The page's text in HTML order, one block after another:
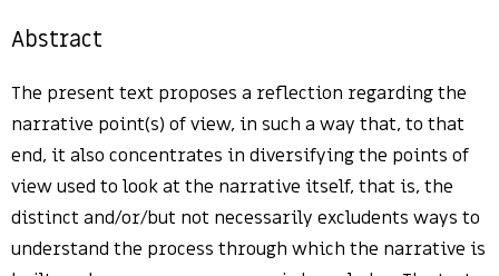
Abstract
The present text proposes a reflection regarding the
narrative point(s) of view, in such a way that, to that
end, it also concentrates in diversifying the points of
view used to look at the narrative itself, that is, the
distinct and/or/but not necessarily excludents ways to
understand the process through which the narrative is